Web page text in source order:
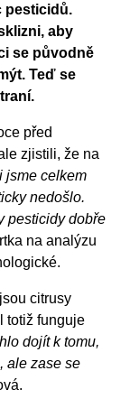
pesticidů.
aby
se původně
Teď se
před
zjistili, že na
jsme celkem
nedošlo.
pesticidy dobře
na analýzu
citrusy
totiž funguje
dojít k tomu,
ale zase se